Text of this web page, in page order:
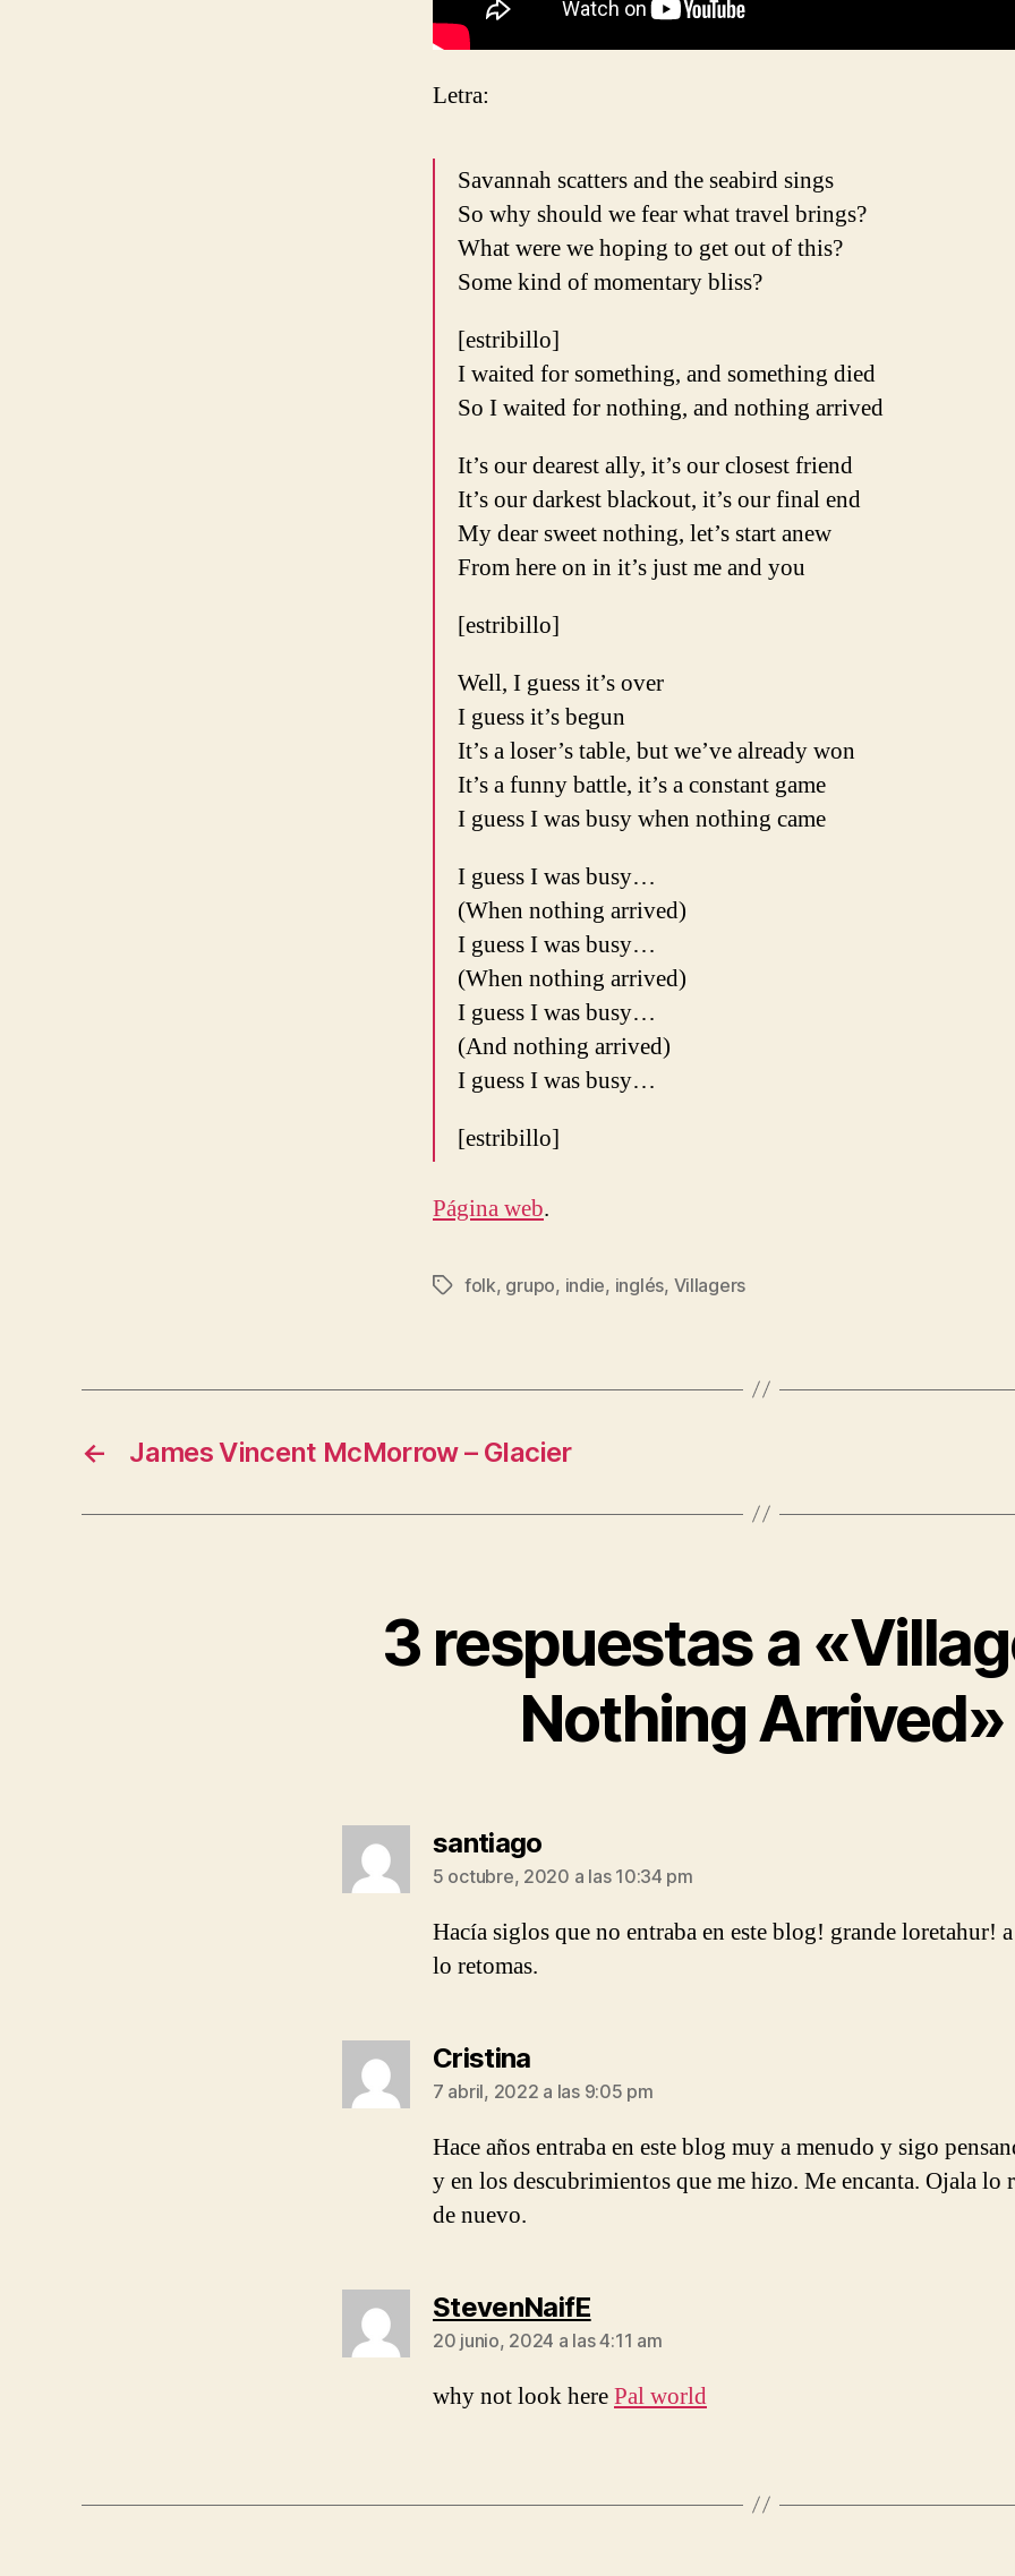
Letra:
Savannah scatters and the seabird sings
So why should we fear what travel brings?
What were we hoping to get out of this?
Some kind of momentary bliss?
[estribillo]
I waited for something, and something died
So I waited for nothing, and nothing arrived
It’s our dearest ally, it’s our closest friend
It’s our darkest blackout, it’s our final end
My dear sweet nothing, let’s start anew
From here on in it’s just me and you
[estribillo]
Well, I guess it’s over
I guess it’s begun
It’s a loser’s table, but we’ve already won
It’s a funny battle, it’s a constant game
I guess I was busy when nothing came
I guess I was busy…
(When nothing arrived)
I guess I was busy…
(When nothing arrived)
I guess I was busy…
(And nothing arrived)
I guess I was busy…
[estribillo]
Página web.
Etiquetas
folk, grupo, indie, inglés, Villagers
← James Vincent McMorrow – Glacier
3 respuestas a
Nothing Arrived»
santiagodice:
5 octubre, 2020 a las 10:34 pm
Hacía siglos que no entraba en este blog! grande loretahur!
lo retomas.
Cristinadice:
7 abril, 2022 a las 9:05 pm
Hace años entraba en este blog muy a menudo y sigo
y en los descubrimientos que me hizo. Me encanta. Ojala lo
de nuevo.
StevenNaifEdice:
20 junio, 2024 a las 4:11 am
why not look herePal world